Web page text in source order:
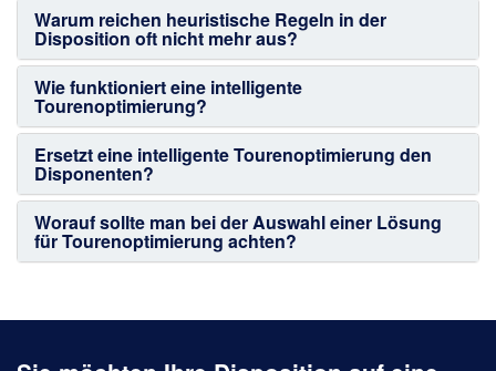
Warum reichen heuristische Regeln in der
Disposition oft nicht mehr aus?
Wie funktioniert eine intelligente
Tourenoptimierung?
Ersetzt eine intelligente Tourenoptimierung den
Disponenten?
Worauf sollte man bei der Auswahl einer Lösung
für Tourenoptimierung achten?